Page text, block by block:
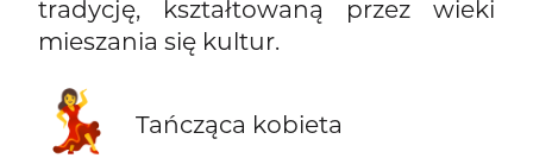
tradycję, kształtowaną przez wieki
mieszania się kultur.
💃 Tańcząca kobieta